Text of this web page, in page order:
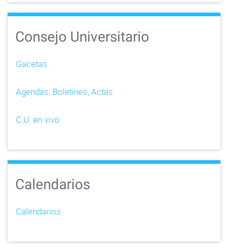
Consejo Universitario
Gacetas
Agendas, Boletines, Actas
C.U. en vivo
Calendarios
Calendarios